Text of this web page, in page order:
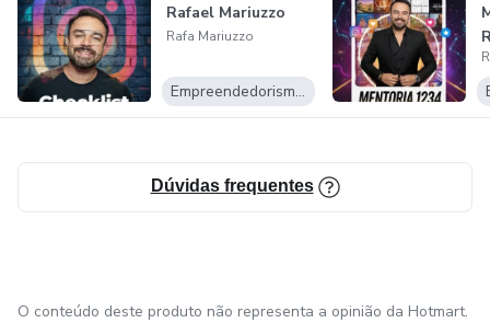
Rafael Mariuzzo
Rafa Mariuzzo
Empreendedorismo Digital
Dúvidas frequentes
O conteúdo deste produto não representa a opinião da Hotmart.